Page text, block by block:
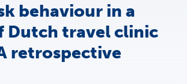
behaviour in a
Dutch travel clinic
retrospective